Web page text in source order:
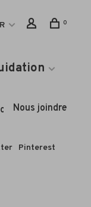
0
Nous joindre
Pinterest